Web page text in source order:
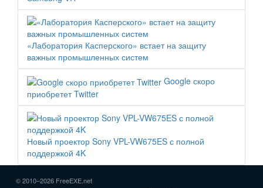
«Лаборатория Касперского» встает на защиту
важных промышленных систем
Google скоро
приобретет Twitter
Новый проектор Sony VPL-VW675ES с полной
поддержкой 4K
© 2010–2026 FreeEXE.net